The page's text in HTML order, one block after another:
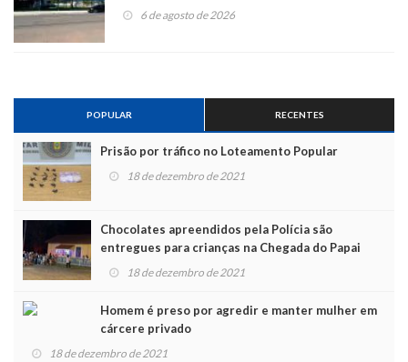
6 de agosto de 2026
POPULAR RECENTES
Prisão por tráfico no Loteamento Popular
18 de dezembro de 2021
Chocolates apreendidos pela Polícia são
entregues para crianças na Chegada do Papai
Noel 18 de dezembro de 2021
Homem é preso por agredir e manter mulher em
cárcere privado
18 de dezembro de 2021